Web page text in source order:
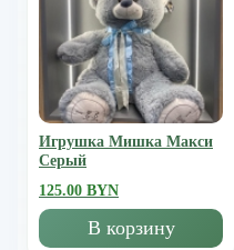
Игрушка Мишка Mакси
Серый
125.00 BYN
В корзину